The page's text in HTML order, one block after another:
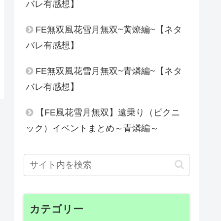
バレ有感想】
FE無双風花雪月無双~黄燎編~【ネタ
バレ有感想】
FE無双風花雪月無双~青燐編~【ネタ
バレ有感想】
【FE風花雪月無双】遠乗り（ピクニ
ック）イベントまとめ～青燐編～
カテゴリー